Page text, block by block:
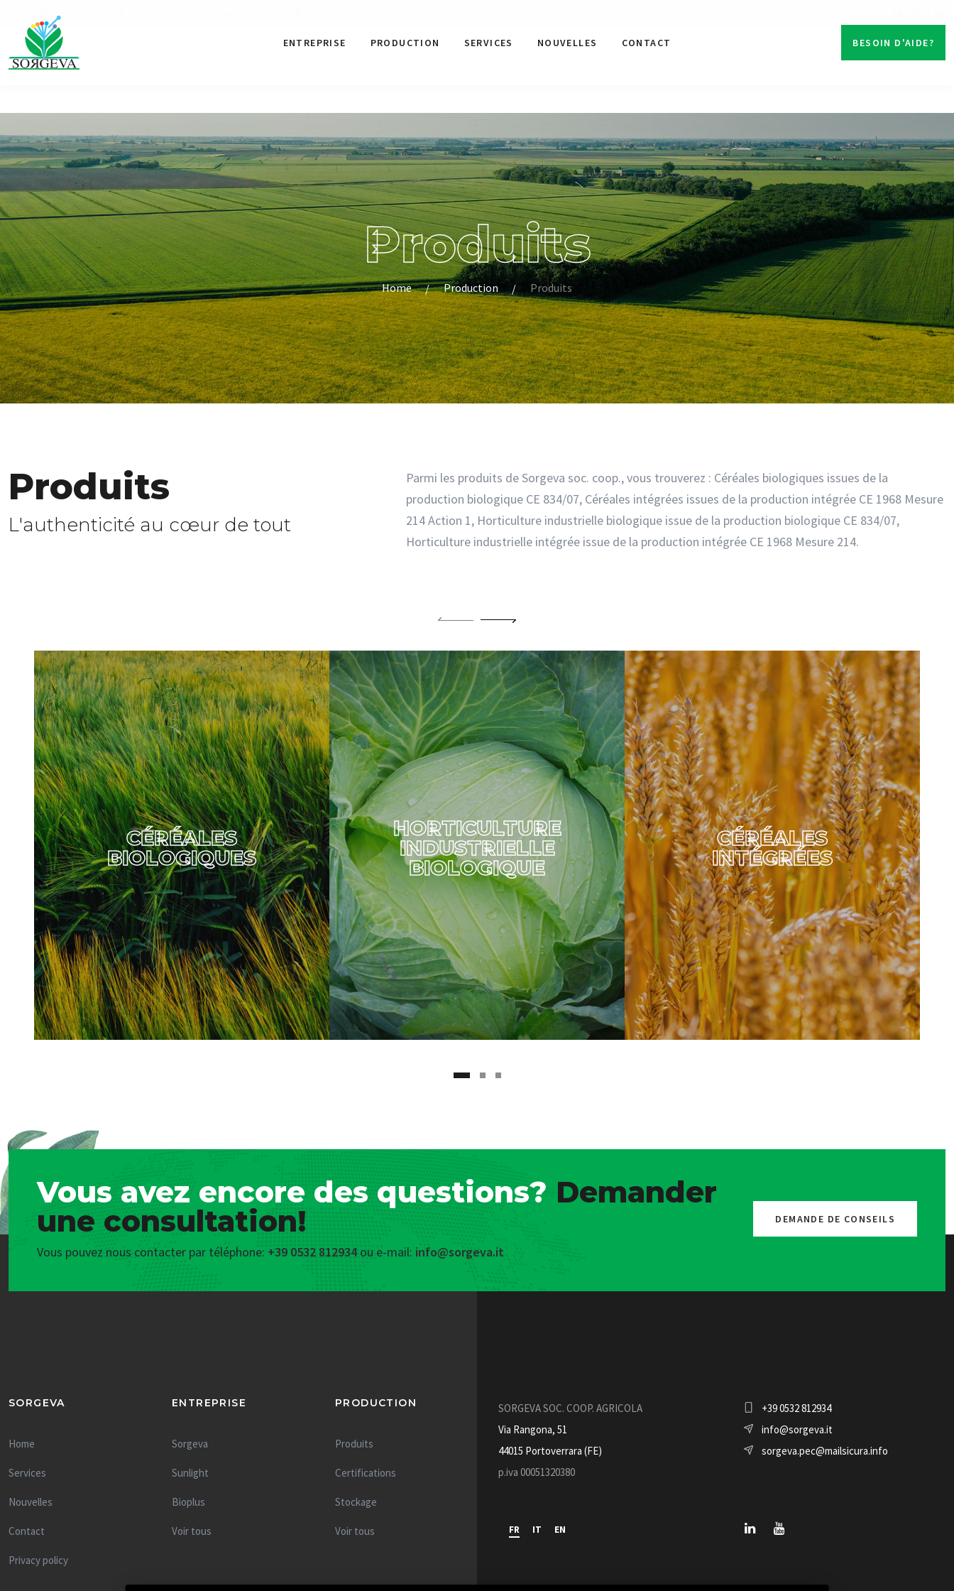
+39 0532 812934
ENTREPRISE PRODUCTION SERVICES NOUVELLES CONTACT BESOIN D'AIDE?
Produits
Home Production Produits
Produits
L'authenticité au cœur de tout
Parmi les produits de Sorgeva soc. coop., vous trouverez : Céréales biologiques issues de la
production biologique CE 834/07, Céréales intégrées issues de la production intégrée CE 1968 Mesure
214 Action 1, Horticulture industrielle biologique issue de la production biologique CE 834/07,
Horticulture industrielle intégrée issue de la production intégrée CE 1968 Mesure 214.
CÉRÉALES
BIOLOGIQUES
HORTICULTURE
INDUSTRIELLE
BIOLOGIQUE
CÉRÉALES
INTÉGRÉES
Vous avez encore des questions? Demander
une consultation!
Vous pouvez nous contacter par téléphone: +39 0532 812934 ou e-mail: info@sorgeva.it
DEMANDE DE CONSEILS
SORGEVA
Home
Services
Nouvelles
Contact
Privacy policy
ENTREPRISE
Sorgeva
Sunlight
Bioplus
Voir tous
PRODUCTION
Produits
Certifications
Stockage
Voir tous
SORGEVA SOC. COOP. AGRICOLA
Via Rangona, 51
44015 Portoverrara (FE)
p.iva 00051320380
+39 0532 812934
info@sorgeva.it
sorgeva.pec@mailsicura.info
FR IT EN